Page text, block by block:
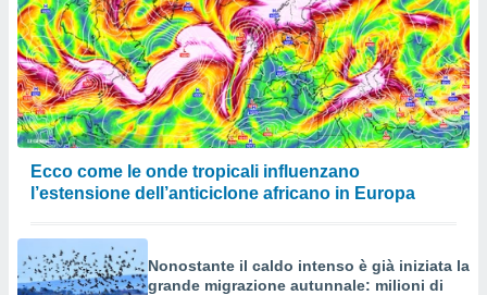
Ecco come le onde tropicali influenzano
l’estensione dell’anticiclone africano in Europa
Nonostante il caldo intenso è già iniziata la
grande migrazione autunnale: milioni di